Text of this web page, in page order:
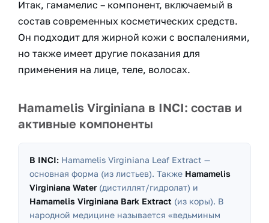
Итак, гамамелис – компонент, включаемый в
состав современных косметических средств.
Он подходит для жирной кожи с воспалениями,
но также имеет другие показания для
применения на лице, теле, волосах.
Hamamelis Virginiana в INCI: состав и
активные компоненты
В INCI: Hamamelis Virginiana Leaf Extract —
основная форма (из листьев). Также Hamamelis
Virginiana Water(дистиллят/гидролат) и
Hamamelis Virginiana Bark Extract (из коры). В
народной медицине называется «ведьминым